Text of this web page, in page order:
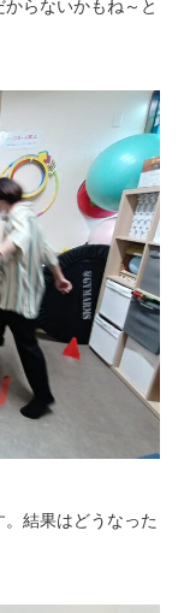
らないかもね～と
結果はどうなった